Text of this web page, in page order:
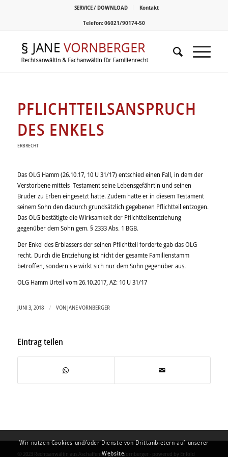
SERVICE / DOWNLOAD
Kontakt
Telefon: 06021/90174-50
PFLICHTTEILSANSPRUCH
DES ENKELS
ERBRECHT
Das OLG Hamm (26.10.17, 10 U 31/17) entschied einen Fall, in dem der
Verstorbene mittels Testament seine Lebensgefährtin und seinen
Bruder zu Erben eingesetzt hatte. Zudem hatte er in diesem Testament
seinem Sohn den dadurch grundsätzlich gegebenen Pflichtteil entzogen.
Das OLG bestätigte die Wirksamkeit der Pflichtteilsentziehung
gegenüber dem Sohn gem. § 2333 Abs. 1 BGB.
Der Enkel des Erblassers der seinen Pflichtteil forderte gab das OLG
recht. Durch die Entziehung ist nicht der gesamte Familienstamm
betroffen, sondern sie wirkt sich nur dem Sohn gegenüber aus.
OLG Hamm Urteil vom 26.10.2017, AZ: 10 U 31/17
JUNI 3, 2018 / VON JANE VORNBERGER
Eintrag teilen
© 2023 Rechtsanwältin aus Aschaffenburg Jane Vornberger - powered by Enfold
Wir nutzen Cookies und/oder Dienste von Drittanbietern auf unserer
Website.